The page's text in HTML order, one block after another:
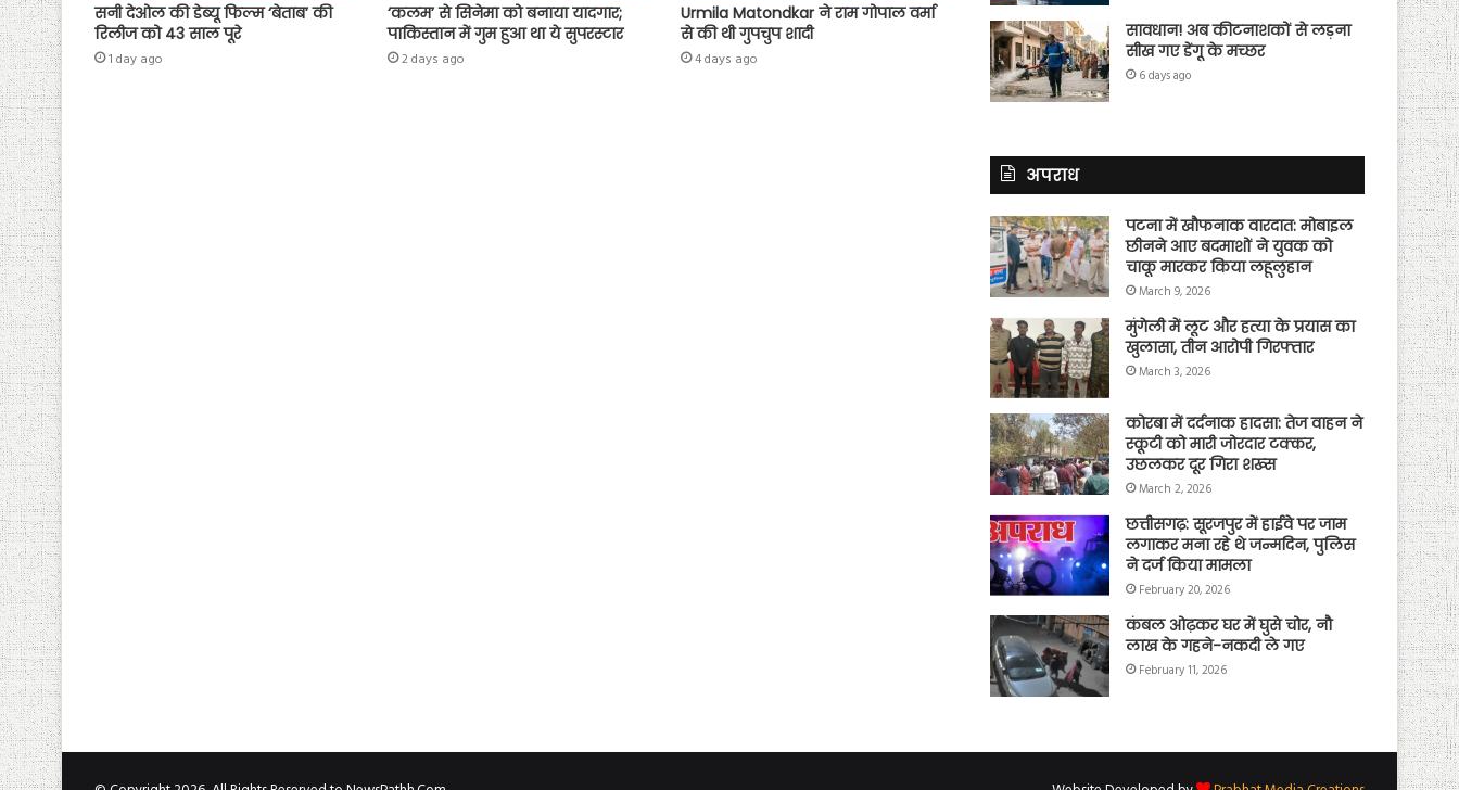
सनी देओल की डेब्यू फिल्म ‘बेताब’ की
रिलीज को 43 साल पूरे
1 day ago
‘कलम’ से सिनेमा को बनाया यादगार;
पाकिस्तान में गुम हुआ था ये सुपरस्टार
2 days ago
Urmila Matondkar ने राम गोपाल वर्मा
से की थी गुपचुप शादी
4 days ago
सावधान! अब कीटनाशकों से लड़ना
सीख गए डेंगू के मच्छर
6 days ago
अपराध
पटना में खौफनाक वारदात: मोबाइल
छीनने आए बदमाशों ने युवक को
चाकू मारकर किया लहूलुहान
March 9, 2026
मुंगेली में लूट और हत्या के प्रयास का
खुलासा, तीन आरोपी गिरफ्तार
March 3, 2026
कोरबा में दर्दनाक हादसा: तेज वाहन ने
स्कूटी को मारी जोरदार टक्कर,
उछलकर दूर गिरा शख्स
March 2, 2026
छत्तीसगढ़: सूरजपुर में हाईवे पर जाम
लगाकर मना रहे थे जन्मदिन, पुलिस
ने दर्ज किया मामला
February 20, 2026
कंबल ओढ़कर घर में घुसे चोर, नौ
लाख के गहने-नकदी ले गए
February 11, 2026